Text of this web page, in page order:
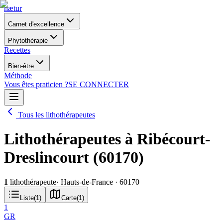
nætur
Carnet d'excellence
Phytothérapie
Recettes
Bien-être
Méthode
Vous êtes praticien ?SE CONNECTER
Tous les lithothérapeutes
Lithothérapeutes à Ribécourt-
Dreslincourt (60170)
1 lithothérapeute· Hauts-de-France · 60170
Liste(1 ) Carte(1 )
1
GR